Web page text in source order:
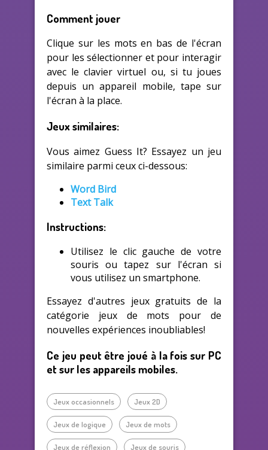
Comment jouer
Clique sur les mots en bas de l'écran
pour les sélectionner et pour interagir
avec le clavier virtuel ou, si tu joues
depuis un appareil mobile, tape sur
l'écran à la place.
Jeux similaires:
Vous aimez Guess It? Essayez un jeu
similaire parmi ceux ci-dessous:
Word Bird
Text Talk
Instructions:
Utilisez le clic gauche de votre
souris ou tapez sur l'écran si
vous utilisez un smartphone.
Essayez d'autres jeux gratuits de la
catégorie jeux de mots pour de
nouvelles expériences inoubliables!
Ce jeu peut être joué à la fois sur PC
et sur les appareils mobiles.
Jeux occasionnels Jeux 2D
Jeux de logique Jeux de mots
Jeux de réflexion Jeux de souris